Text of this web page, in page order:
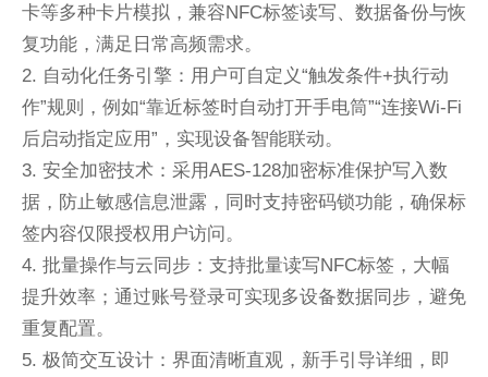
卡等多种卡片模拟，兼容NFC标签读写、数据备份与恢
复功能，满足日常高频需求。
2. 自动化任务引擎：用户可自定义“触发条件+执行动
作”规则，例如“靠近标签时自动打开手电筒”“连接Wi-Fi
后启动指定应用”，实现设备智能联动。
3. 安全加密技术：采用AES-128加密标准保护写入数
据，防止敏感信息泄露，同时支持密码锁功能，确保标
签内容仅限授权用户访问。
4. 批量操作与云同步：支持批量读写NFC标签，大幅
提升效率；通过账号登录可实现多设备数据同步，避免
重复配置。
5. 极简交互设计：界面清晰直观，新手引导详细，即